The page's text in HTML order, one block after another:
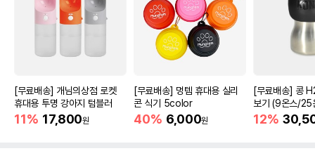
[무료배송] 개님의상점 로켓
휴대용 투명 강아지 텀블러
11% 17,800원
[무료배송] 멍템 휴대용 실리
콘 식기 5color
40% 6,000원
[무료배송] 콩
보기 (9온스/25
12%